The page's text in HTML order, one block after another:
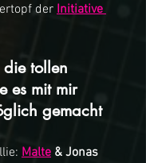
der Initiative
tollen
es mit mir
gemacht
Malte & Jonas